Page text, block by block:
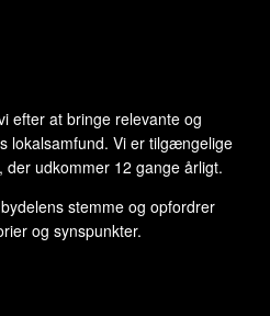
efter at bringe relevante og
lokalsamfund. Vi er tilgængelige
udkommer 12 gange årligt.
stemme og opfordrer
og synspunkter.